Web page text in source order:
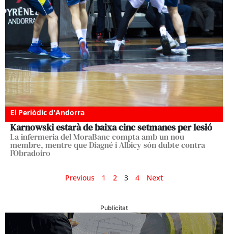
El Periòdic d'Andorra
Karnowski estarà de baixa cinc setmanes per lesió
La infermeria del MoraBanc compta amb un nou
membre, mentre que Diagné i Albicy són dubte contra
l’Obradoiro
Previous 1 2 3 4 Next
Publicitat